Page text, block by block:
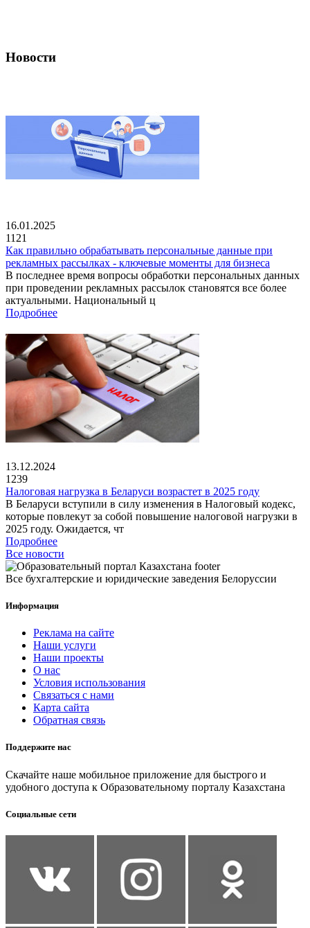
Новости
16.01.2025
1121
Как правильно обрабатывать персональные данные при
рекламных рассылках - ключевые моменты для бизнеса
В последнее время вопросы обработки персональных данных
при проведении рекламных рассылок становятся все более
актуальными. Национальный ц
Подробнее
13.12.2024
1239
Налоговая нагрузка в Беларуси возрастет в 2025 году
В Беларуси вступили в силу изменения в Налоговый кодекс,
которые повлекут за собой повышение налоговой нагрузки в
2025 году. Ожидается, чт
Подробнее
Все новости
Все бухгалтерские и юридические заведения Белоруссии
Информация
Реклама на сайте
Наши услуги
Наши проекты
О нас
Условия использования
Связаться с нами
Карта сайта
Обратная связь
Поддержите нас
Скачайте наше мобильное приложение для быстрого и
удобного доступа к Образовательному порталу Казахстана
Социальные сети